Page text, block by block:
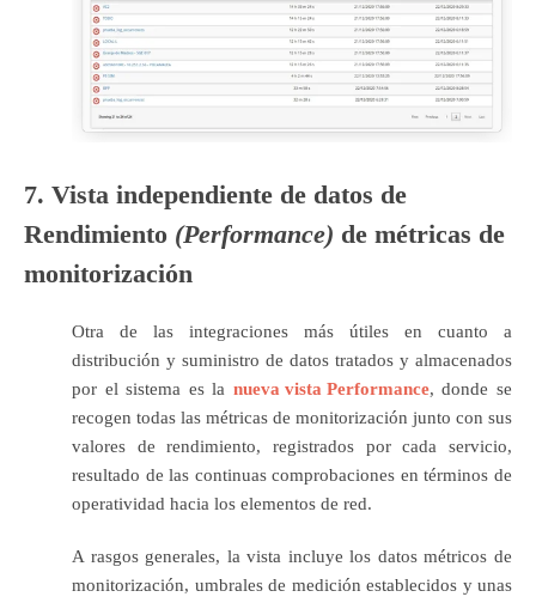
7. Vista independiente de datos de
Rendimiento (Performance) de métricas de
monitorización
Otra de las integraciones más útiles en cuanto a
distribución y suministro de datos tratados y almacenados
por el sistema es la nueva vista Performance, donde se
recogen todas las métricas de monitorización junto con sus
valores de rendimiento, registrados por cada servicio,
resultado de las continuas comprobaciones en términos de
operatividad hacia los elementos de red.
A rasgos generales, la vista incluye los datos métricos de
monitorización, umbrales de medición establecidos y unas